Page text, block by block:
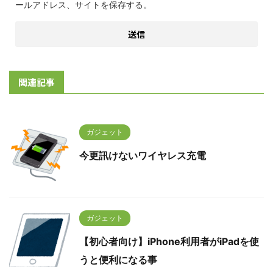
ールアドレス、サイトを保存する。
関連記事
ガジェット
今更訊けないワイヤレス充電
ガジェット
【初心者向け】iPhone利用者がiPadを使
うと便利になる事